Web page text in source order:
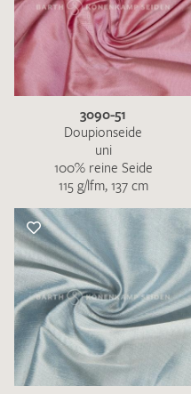
3090-51
Doupionseide
uni
100% reine Seide
115 g/lfm, 137 cm